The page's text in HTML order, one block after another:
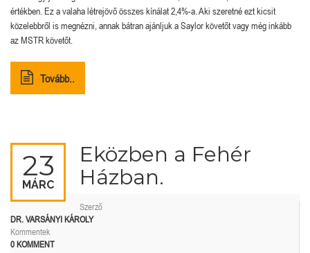
értékben. Ez a valaha létrejövő összes kínálat 2,4%-a. Aki szeretné ezt kicsit
közelebbről is megnézni, annak bátran ajánljuk a Saylor követőt vagy még inkább
az MSTR követőt.
Tovább..
23
MÁRC
Eközben a Fehér
Házban.
Szerző
DR. VARSÁNYI KÁROLY
Kommentek
0 KOMMENT